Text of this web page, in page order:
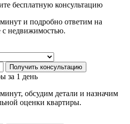
бесплатную консультацию
и подробно ответим на
с недвижимостью.
Получить консультацию
за 1 день
обсудим детали и назначим
оценки квартиры.